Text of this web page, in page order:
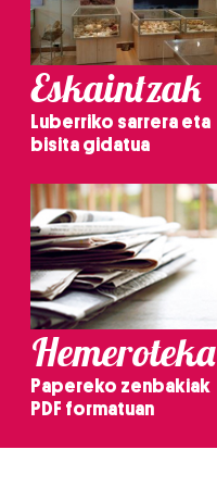
Eskaintzak
Luberriko sarrera eta
bisita gidatua
Hemeroteka
Papereko zenbakiak
PDF formatuan